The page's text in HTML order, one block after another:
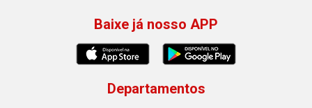
Baixe já nosso APP
Departamentos